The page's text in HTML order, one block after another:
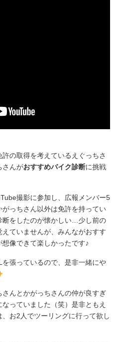
の取得を考えているえぐっちさ
さんがおすすめバイク診断に挑戦
撮影に参加し、広報メンバー5
っちさん以外は免許を持ってい
断をしたのが懐かしい…少し前の
ていませんが、みんながおすす
像できて楽しかったです♪
張っているので、是非一緒にや
んとかがっちさんの仲が良すぎ
っていました（笑）是非ともえ
お2人でツーリングに行って欲し